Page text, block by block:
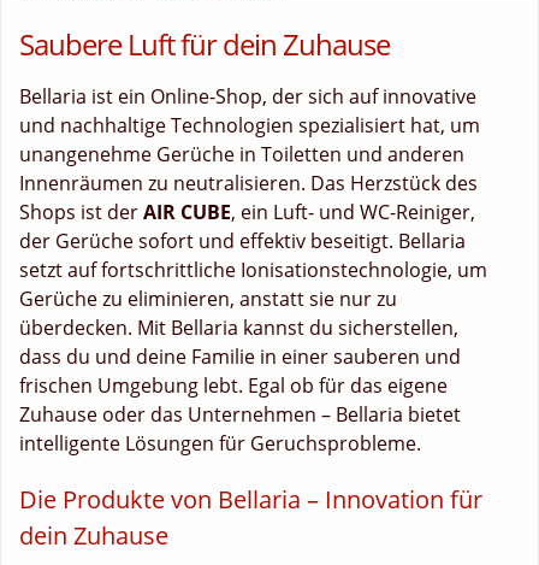
Saubere Luft für dein Zuhause
Bellaria ist ein Online-Shop, der sich auf innovative
und nachhaltige Technologien spezialisiert hat, um
unangenehme Gerüche in Toiletten und anderen
Innenräumen zu neutralisieren. Das Herzstück des
Shops ist derAIR CUBE, ein Luft- und WC-Reiniger,
der Gerüche sofort und effektiv beseitigt. Bellaria
setzt auf fortschrittliche Ionisationstechnologie, um
Gerüche zu eliminieren, anstatt sie nur zu
überdecken. Mit Bellaria kannst du sicherstellen,
dass du und deine Familie in einer sauberen und
frischen Umgebung lebt. Egal ob für das eigene
Zuhause oder das Unternehmen – Bellaria bietet
intelligente Lösungen für Geruchsprobleme.
Die Produkte von Bellaria – Innovation für
dein Zuhause